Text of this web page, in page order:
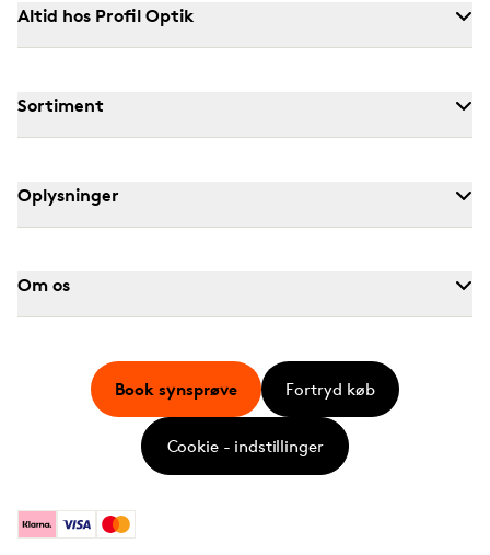
Altid hos Profil Optik
Sortiment
Oplysninger
Om os
KlarnaVisa Mastercard
Book synsprøve Fortryd køb
Cookie - indstillinger